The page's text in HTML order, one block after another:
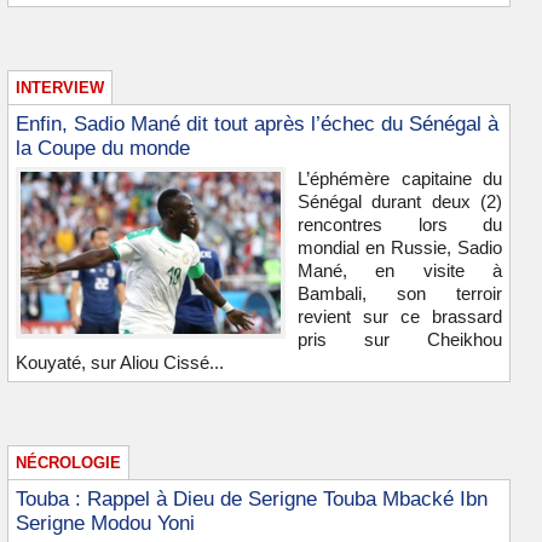
INTERVIEW
Enfin, Sadio Mané dit tout après l’échec du Sénégal à
la Coupe du monde
L’éphémère capitaine du
Sénégal durant deux (2)
rencontres lors du
mondial en Russie, Sadio
Mané, en visite à
Bambali, son terroir
revient sur ce brassard
pris sur Cheikhou
Kouyaté, sur Aliou Cissé...
NÉCROLOGIE
Touba : Rappel à Dieu de Serigne Touba Mbacké Ibn
Serigne Modou Yoni